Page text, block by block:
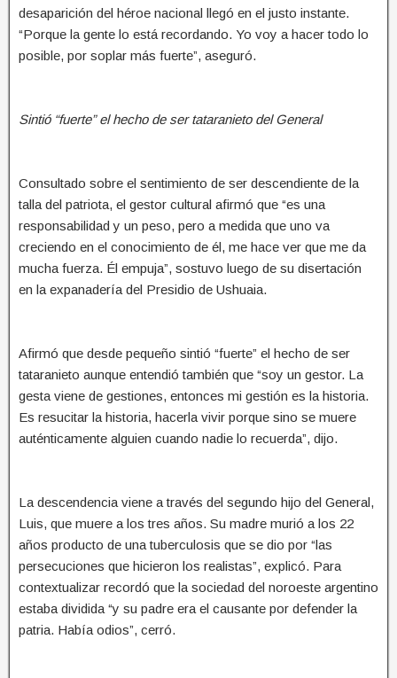
desaparición del héroe nacional llegó en el justo instante.
“Porque la gente lo está recordando. Yo voy a hacer todo lo
posible, por soplar más fuerte”, aseguró.
Sintió “fuerte” el hecho de ser tataranieto del General
Consultado sobre el sentimiento de ser descendiente de la
talla del patriota, el gestor cultural afirmó que “es una
responsabilidad y un peso, pero a medida que uno va
creciendo en el conocimiento de él, me hace ver que me da
mucha fuerza. Él empuja”, sostuvo luego de su disertación
en la expanadería del Presidio de Ushuaia.
Afirmó que desde pequeño sintió “fuerte” el hecho de ser
tataranieto aunque entendió también que “soy un gestor. La
gesta viene de gestiones, entonces mi gestión es la historia.
Es resucitar la historia, hacerla vivir porque sino se muere
auténticamente alguien cuando nadie lo recuerda”, dijo.
La descendencia viene a través del segundo hijo del General,
Luis, que muere a los tres años. Su madre murió a los 22
años producto de una tuberculosis que se dio por “las
persecuciones que hicieron los realistas”, explicó. Para
contextualizar recordó que la sociedad del noroeste argentino
estaba dividida “y su padre era el causante por defender la
patria. Había odios”, cerró.